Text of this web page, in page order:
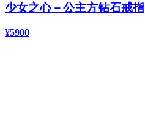
少女之心－公主方钻石戒指
¥5900